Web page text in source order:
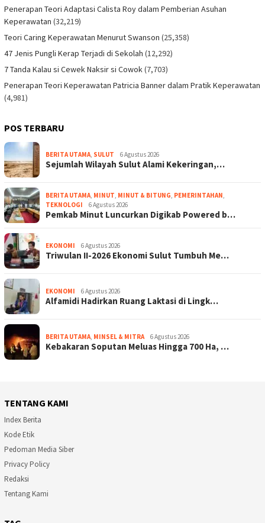
Penerapan Teori Adaptasi Calista Roy dalam Pemberian Asuhan
Keperawatan (32,219)
Teori Caring Keperawatan Menurut Swanson (25,358)
47 Jenis Pungli Kerap Terjadi di Sekolah (12,292)
7 Tanda Kalau si Cewek Naksir si Cowok(7,703)
Penerapan Teori Keperawatan Patricia Banner dalam Pratik Keperawatan
(4,981)
POS TERBARU
BERITA UTAMA, SULUT 6 Agustus 2026
Sejumlah Wilayah Sulut Alami Kekeringan,…
BERITA UTAMA, MINUT, MINUT & BITUNG, PEMERINTAHAN,
TEKNOLOGI
6 Agustus 2026
Pemkab Minut Luncurkan Digikab Powered b…
EKONOMI 6 Agustus 2026
Triwulan II-2026 Ekonomi Sulut Tumbuh Me…
EKONOMI 6 Agustus 2026
Alfamidi Hadirkan Ruang Laktasi di Lingk…
BERITA UTAMA, MINSEL & MITRA 6 Agustus 2026
Kebakaran Soputan Meluas Hingga 700 Ha, …
TENTANG KAMI
Index Berita
Kode Etik
Pedoman Media Siber
Privacy Policy
Redaksi
Tentang Kami